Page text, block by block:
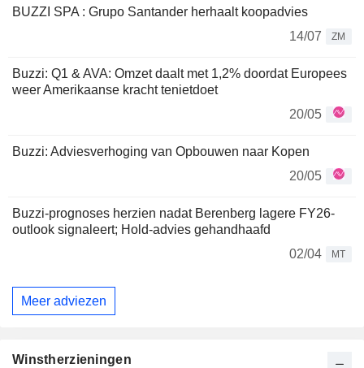
BUZZI SPA : Grupo Santander herhaalt koopadvies
14/07
ZM
Buzzi: Q1 & AVA: Omzet daalt met 1,2% doordat Europees
weer Amerikaanse kracht tenietdoet
20/05
Buzzi: Adviesverhoging van Opbouwen naar Kopen
20/05
Buzzi-prognoses herzien nadat Berenberg lagere FY26-
outlook signaleert; Hold-advies gehandhaafd
02/04
MT
Meer adviezen
Winstherzieningen